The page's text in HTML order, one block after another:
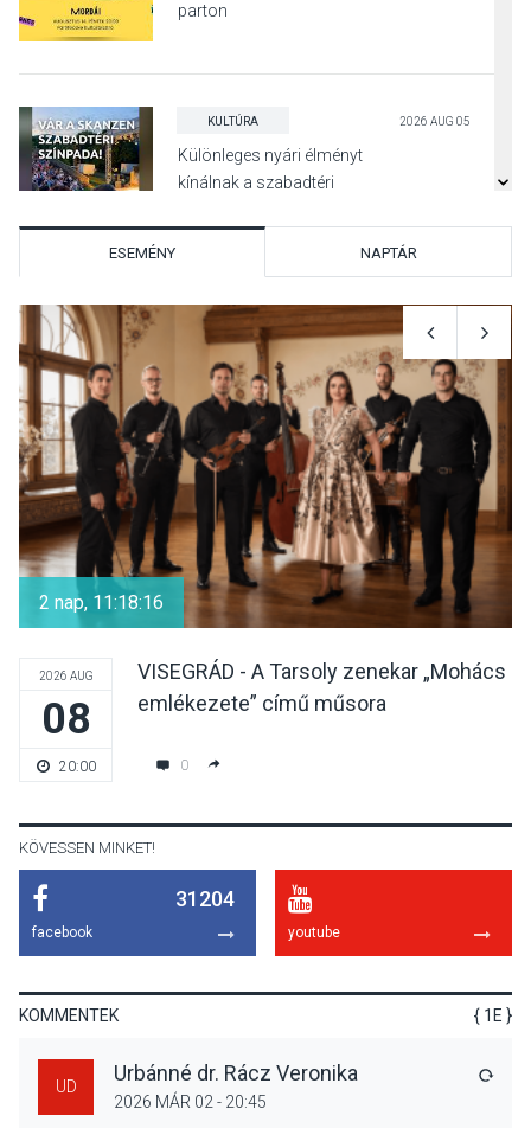
parton
KULTÚRA 2026 AUG 05
Különleges nyári élményt
kínálnak a szabadtéri
KÖZÉLET
Szeptembertől emelkednek
a parkolási díjak
Szentendrén
KÖZÉLET 2026 AUG 05
Nőtt a fontosabb nyári
gyümölcsök
termésmennyisége
ESEMÉNY NAPTÁR
2 nap, 11:18:16
2026 AUG
08
20:00
VISEGRÁD - A Tarsoly zenekar „Mohács
emlékezete” című műsora
0
KÖVESSEN MINKET!
31204
facebook youtube
KOMMENTEK { 1E }
UD
Urbánné dr. Rácz Veronika
2026 MÁR 02 - 20:45